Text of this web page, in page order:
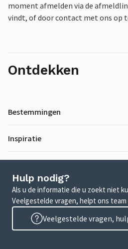
moment afmelden via de
vindt, of door contact met ons op
Ontdekken
Bestemmingen
Inspiratie
Hulp nodig?
Als u de informatie die u zoekt niet
Veelgestelde vragen, helpt ons team
Veelgestelde vragen,